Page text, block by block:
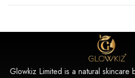
Glowkiz Limited is a natural skincare